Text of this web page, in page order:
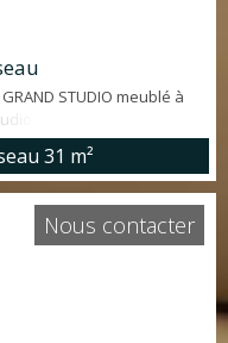
STUDIO meublé à
d'environ 31 m² offrant:
en mezzanine et
pied. 31 m²
Nous contacter